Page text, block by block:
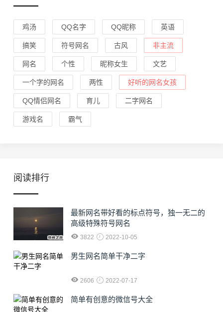
鸡汤 QQ名字 QQ昵称 英语
搞笑 符号网名 古风 非主流
网名 个性 昵称女生 文艺
一个字的网名 两性 好听的网名女孩
QQ情侣网名 育儿 二字网名
游戏名 霸气
阅读排行
最新网名带好看的标点符号，独一无二的
高级特殊符号网名
3822 2022-10-05
男生网名简单干净二字
2606 2022-07-17
简单有创意的微信号大全